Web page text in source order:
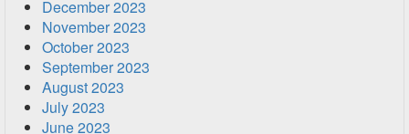
December 2023
November 2023
October 2023
September 2023
August 2023
July 2023
June 2023